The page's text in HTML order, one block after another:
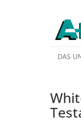
DAS